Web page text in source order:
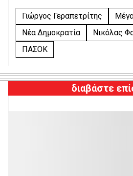
Γιώργος Γεραπετρίτης
Νέα Δημοκρατία
Νικόλας
ΠΑΣΟΚ
διαβάστε